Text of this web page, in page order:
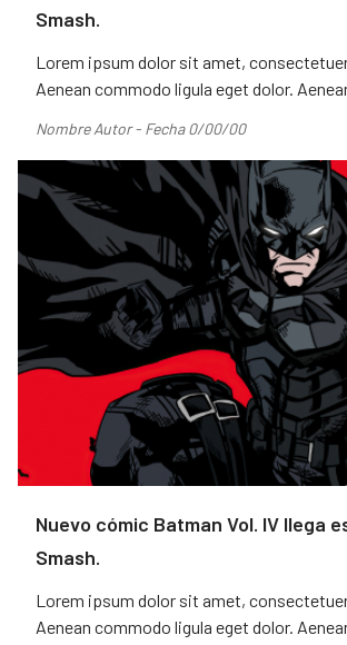
Smash.
Lorem ipsum dolor sit amet,
Aenean commodo ligula eget dolor.
Nombre Autor - Fecha 0/00/00
Nuevo cómic Batman Vol. IV llega
Smash.
Lorem ipsum dolor sit amet,
Aenean commodo ligula eget dolor.